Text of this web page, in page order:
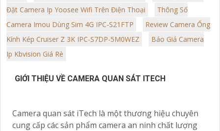
Đặt Camera Ip Yoosee Wifi Trên Điện Thoại
Thông Số
Camera Imou Dùng Sim 4G IPC-S21FTP
Review Camera Ống
Kính Kép Cruiser Z 3K IPC-S7DP-5M0WEZ
Báo Giá Camera
Ip Kbvision Giá Rè
GIỚI THIỆU VỀ CAMERA QUAN SÁT ITECH
Camera quan sát iTech là một thương hiệu chuyên
cung cấp các sản phẩm camera an ninh chất lượng